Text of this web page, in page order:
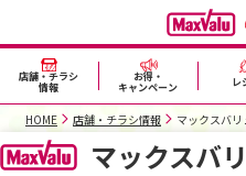
店舗・チラシ
情報
お得・
キャンペーン レ
HOME 店舗・チラシ情報 マックスバ
マックスバ